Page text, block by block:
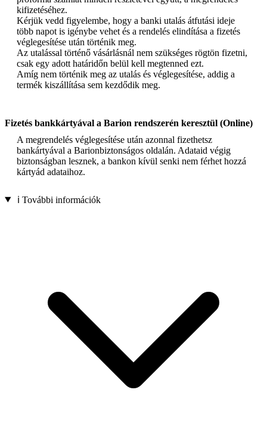
kifizetéséhez.
Kérjük vedd figyelembe, hogy a banki utalás átfutási ideje
több napot is igénybe vehet és a rendelés elindítása a fizetés
véglegesítése után történik meg.
Az utalással történő vásárlásnál nem szükséges rögtön fizetni,
csak egy adott határidőn belül kell megtenned ezt.
Amíg nem történik meg az utalás és véglegesítése, addig a
termék kiszállítása sem kezdődik meg.
Fizetés bankkártyával a Barion rendszerén keresztül (Online)
A megrendelés véglegesítése után azonnal fizethetsz
bankártyával a Barionbiztonságos oldalán. Adataid végig
biztonságban lesznek, a bankon kívül senki nem férhet hozzá
kártyád adataihoz.
ℹ️ További információk